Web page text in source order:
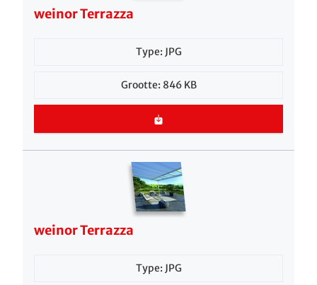
weinor Terrazza
Type: JPG
Grootte: 846 KB
weinor Terrazza
Type: JPG